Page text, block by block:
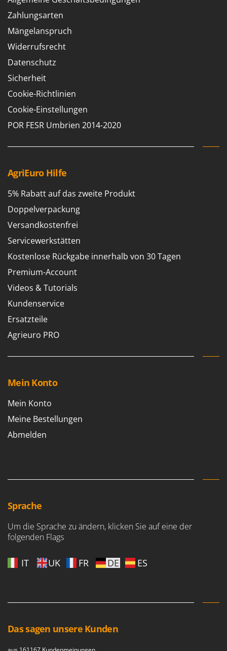
Klimaanlagen – Klimageräte
Knetmaschinen
Knochensägen
Kompressoren - elektrisch
Kompressoren für Ernte und Baumschnitt
Kreiseleggen
Küchenreiben - elektrisch
Kükenaufzuchtboxen
Laubsauger auf Rädern
M
Mähroboter
Maisentkörnungsmaschinen
Manuelle Heckenscheren
Mehrzweck-Sauggeräte
Minibacköfen
Motorhacken - Gartenfräsen
Motorspritzen
Mulcher für Traktor
Nudelmaschinen
O
Obstpressen
Pflüge für Traktor
Plasmaschneider
Pools
R
Rasentraktoren Aufsitzmäher
E
Echo
EcoFlow
Effeuno
Einhell
Elegen
Energy Gruppi
Enotecnica Pillan
Eschenfelder
Eurosystems
F
FAC
Fama Industrie
Famag
Famur
FIAC
FIEM
FINI
Fiorentini
Fiskars
Flymo
Francini
G
G3 Ferrari
Gardena
Garofalo
GeoTech Pro
Girmi
Zahlungsarten
Mängelanspruch
Widerrufsrecht
Datenschutz
Sicherheit
Cookie-Richtlinien
Cookie-Einstellungen
POR FESR Umbrien 2014-2020
AgriEuro Hilfe
5% Rabatt auf das zweite Produkt
Doppelverpackung
Versandkostenfrei
Servicewerkstätten
Kostenlose Rückgabe innerhalb von 30 Tagen
Premium-Account
Videos & Tutorials
Kundenservice
Ersatzteile
Agrieuro PRO
Mein Konto
Mein Konto
Meine Bestellungen
Abmelden
Sprache
Um die Sprache zu ändern, klicken Sie auf eine der
folgenden Flags
IT UK FR DE ES
Das sagen unsere Kunden